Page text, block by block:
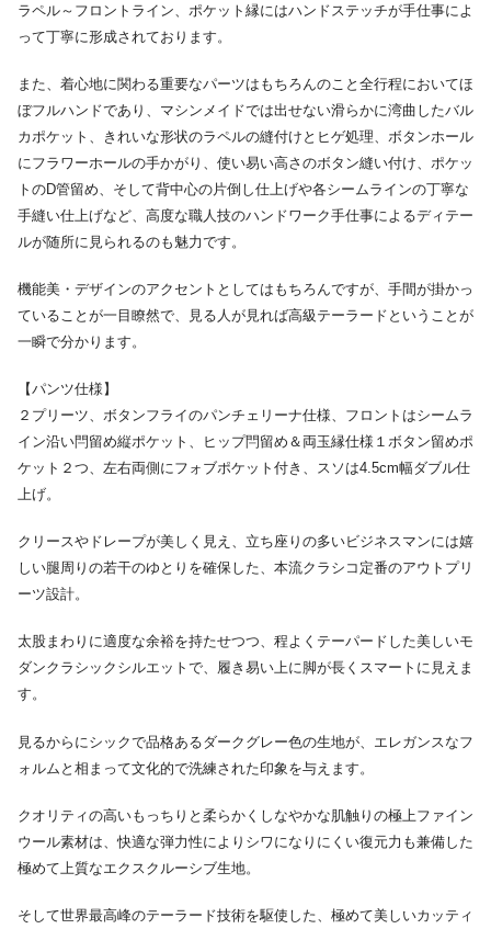
ラペル～フロントライン、ポケット縁にはハンドステッチが手仕事によ
って丁寧に形成されております。
また、着心地に関わる重要なパーツはもちろんのこと全行程においてほ
ぼフルハンドであり、マシンメイドでは出せない滑らかに湾曲したバル
カポケット、きれいな形状のラペルの縫付けとヒゲ処理、ボタンホール
にフラワーホールの手かがり、使い易い高さのボタン縫い付け、ポケッ
トのD管留め、そして背中心の片倒し仕上げや各シームラインの丁寧な
手縫い仕上げなど、高度な職人技のハンドワーク手仕事によるディテー
ルが随所に見られるのも魅力です。
機能美・デザインのアクセントとしてはもちろんですが、手間が掛かっ
ていることが一目瞭然で、見る人が見れば高級テーラードということが
一瞬で分かります。
【パンツ仕様】
２プリーツ、ボタンフライのパンチェリーナ仕様、フロントはシームラ
イン沿い閂留め縦ポケット、ヒップ閂留め＆両玉縁仕様１ボタン留めポ
ケット２つ、左右両側にフォブポケット付き、スソは4.5cm幅ダブル仕
上げ。
クリースやドレープが美しく見え、立ち座りの多いビジネスマンには嬉
しい腿周りの若干のゆとりを確保した、本流クラシコ定番のアウトプリ
ーツ設計。
太股まわりに適度な余裕を持たせつつ、程よくテーパードした美しいモ
ダンクラシックシルエットで、履き易い上に脚が長くスマートに見えま
す。
見るからにシックで品格あるダークグレー色の生地が、エレガンスなフ
ォルムと相まって文化的で洗練された印象を与えます。
クオリティの高いもっちりと柔らかくしなやかな肌触りの極上ファイン
ウール素材は、快適な弾力性によりシワになりにくい復元力も兼備した
極めて上質なエクスクルーシブ生地。
そして世界最高峰のテーラード技術を駆使した、極めて美しいカッティ